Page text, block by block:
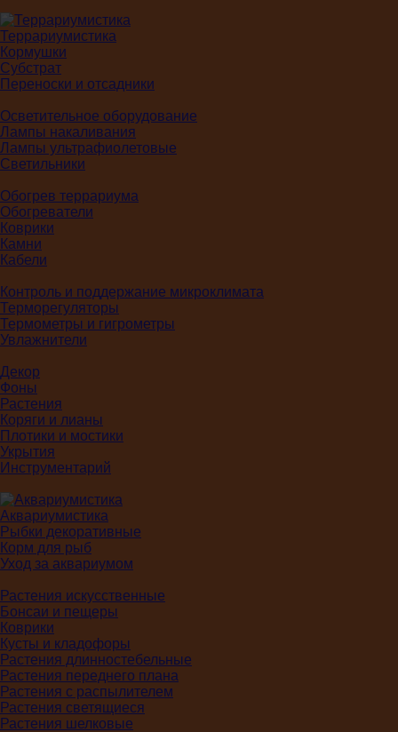
Террариумистика
Кормушки
Субстрат
Переноски и отсадники
Осветительное оборудование
Лампы накаливания
Лампы ультрафиолетовые
Светильники
Обогрев террариума
Обогреватели
Коврики
Камни
Кабели
Контроль и поддержание микроклимата
Терморегуляторы
Термометры и гигрометры
Увлажнители
Декор
Фоны
Растения
Коряги и лианы
Плотики и мостики
Укрытия
Инструментарий
Аквариумистика
Рыбки декоративные
Корм для рыб
Уход за аквариумом
Растения искусственные
Бонсаи и пещеры
Коврики
Кусты и кладофоры
Растения длинностебельные
Растения переднего плана
Растения с распылителем
Растения светящиеся
Растения шелковые